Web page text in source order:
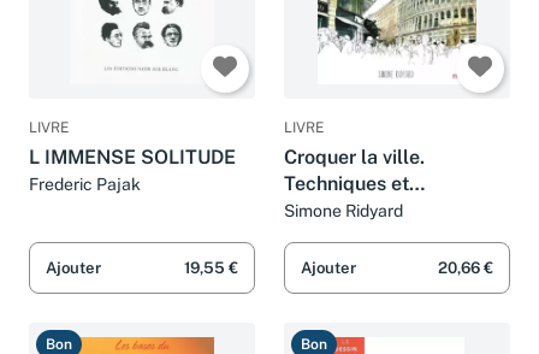
LIVRE
L IMMENSE SOLITUDE
Frederic Pajak
Ajouter 19,55 €
LIVRE
Croquer la ville.
Techniques et
inspirations d'urban
sketchers
Simone Ridyard
Ajouter 20,66 €
Bon Bon